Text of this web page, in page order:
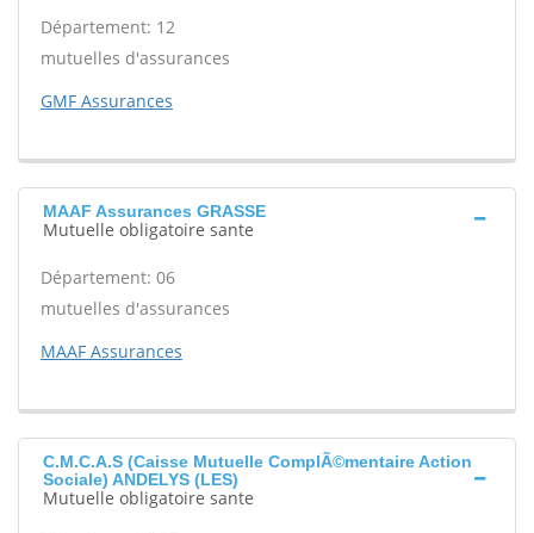
Département: 12
mutuelles d'assurances
GMF Assurances
MAAF Assurances GRASSE
Mutuelle obligatoire sante
Département: 06
mutuelles d'assurances
MAAF Assurances
C.M.C.A.S (Caisse Mutuelle ComplÃ©mentaire Action
Sociale) ANDELYS (LES)
Mutuelle obligatoire sante